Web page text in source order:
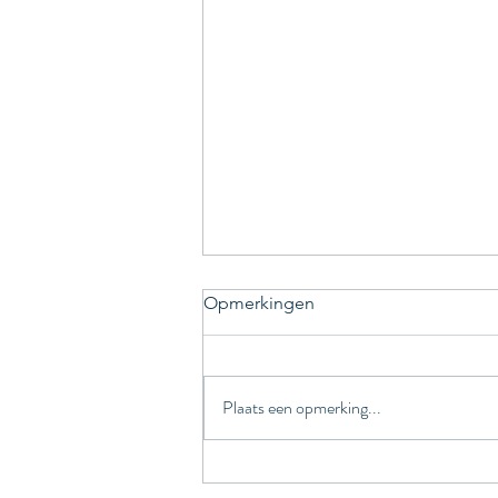
Opmerkingen
Plaats een opmerking...